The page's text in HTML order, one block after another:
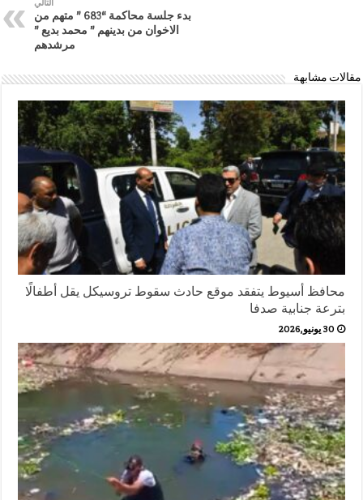
التالي
بدء جلسة محاكمة “683 ” متهم من
الاخوان من بدينهم ” محمد بديع ”
مرشدهم
مقالات مشابهة
محافظ أسيوط يتفقد موقع حادث سقوط تروسيكل يقل أطفالًا
بترعة جنابية صدفا
30 يونيو,2026